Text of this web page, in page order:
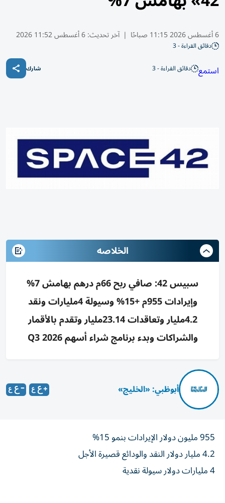
6 أغسطس 2026 11:15 صباحًا | آخر تحديث:6 أغسطس 11:52 2026
دقائق القراءة - 3
استمع دقائق القراءة - 3 شارك
الخلاصه
سبيس 42: صافي ربح 66م درهم بهامش 7%
وإيرادات 955م +15% وسيولة 4مليارات ونقد
4.2مليار وتعاقدات 23.14مليار وتقدم بالأقمار
والشراكات وبدء برنامج شراء أسهم 2026 Q3
أبوظبي: «الخليج»
955 مليون دولار الإيرادات بنمو 15%
4.2 مليار دولار النقد والودائع قصيرة الأجل
4 مليارات دولار سيولة نقدية